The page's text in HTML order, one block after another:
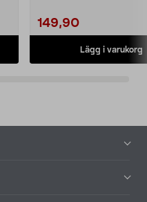
149,90
Lägg i varukorg